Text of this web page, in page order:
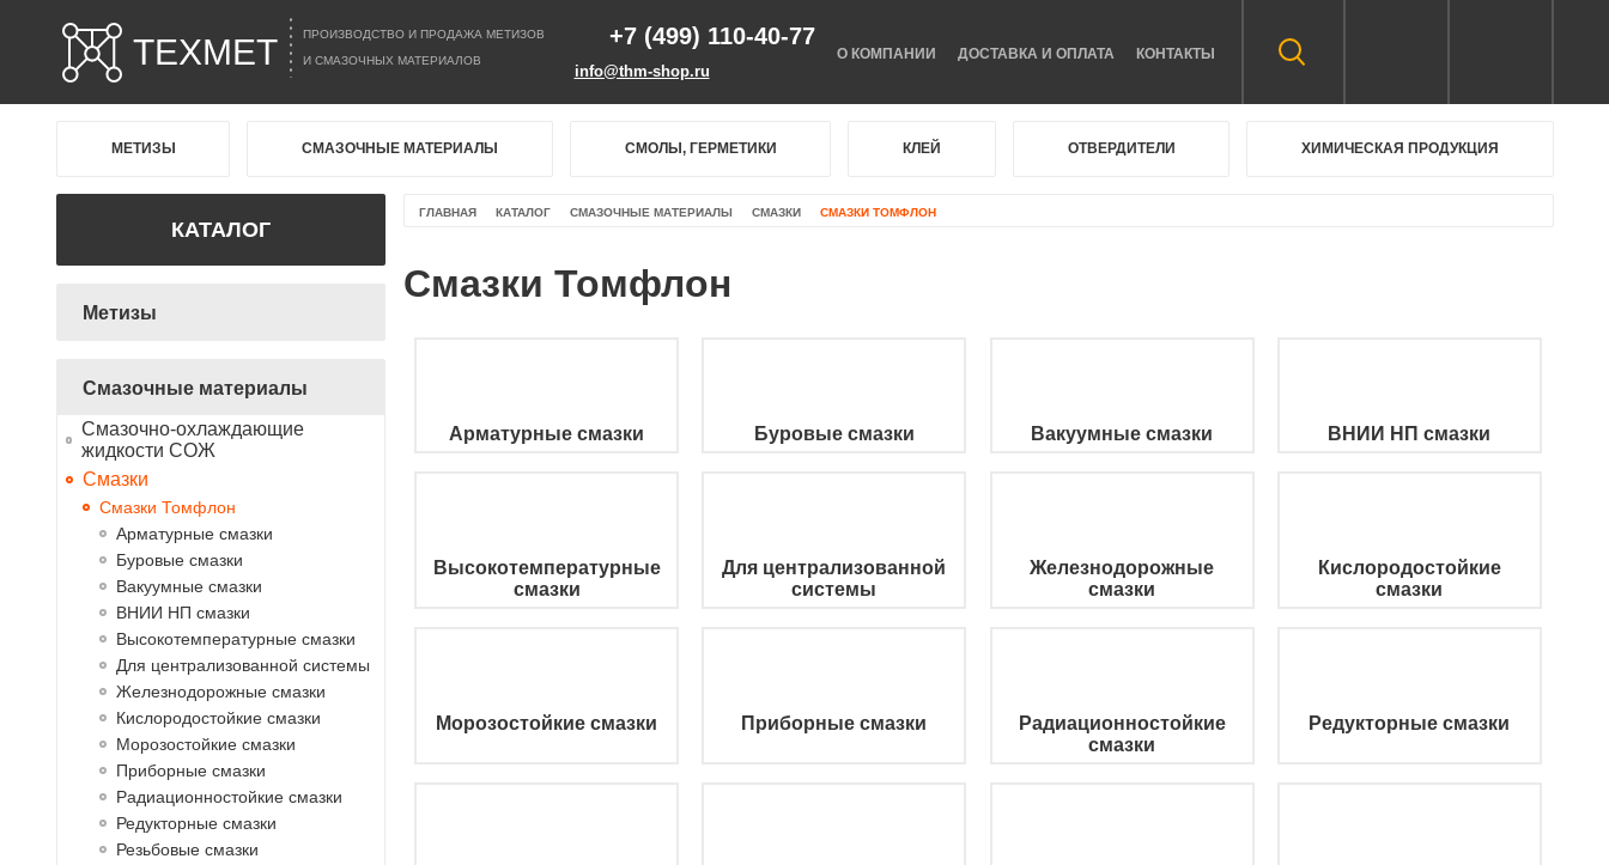
ТЕХМЕТ
ПРОИЗВОДСТВО И ПРОДАЖА МЕТИЗОВ
И СМАЗОЧНЫХ МАТЕРИАЛОВ
+7 (499) 110-40-77
info@thm-shop.ru
О КОМПАНИИ ДОСТАВКА И ОПЛАТА КОНТАКТЫ
МЕТИЗЫ СМАЗОЧНЫЕ МАТЕРИАЛЫ СМОЛЫ, ГЕРМЕТИКИ КЛЕЙ ОТВЕРДИТЕЛИ ХИМИЧЕСКАЯ ПРОДУКЦИЯ
КАТАЛОГ
Метизы
Смазочные материалы
Смазочно-охлаждающие
жидкости СОЖ
Смазки
Смазки Томфлон
Арматурные смазки
Буровые смазки
Вакуумные смазки
ВНИИ НП смазки
Высокотемпературные смазки
Для централизованной системы
Железнодорожные смазки
Кислородостойкие смазки
Морозостойкие смазки
Приборные смазки
Радиационностойкие смазки
Редукторные смазки
Резьбовые смазки
ГЛАВНАЯ КАТАЛОГ СМАЗОЧНЫЕ МАТЕРИАЛЫ СМАЗКИ СМАЗКИ ТОМФЛОН
Смазки Томфлон
Арматурные смазки Буровые смазки Вакуумные смазки ВНИИ НП смазки
Высокотемпературные
смазки
Для централизованной
системы
Железнодорожные
смазки
Кислородостойкие
смазки
Морозостойкие смазки Приборные смазки
Радиационностойкие
смазки
Редукторные смазки